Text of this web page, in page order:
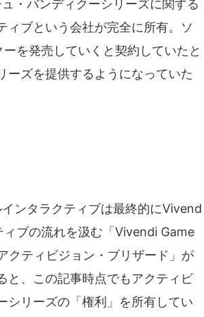
・バンディクーシリーズに関する
ィブという会社が完全に所有。ソ
を発売していくと契約していたと
ーズを提供するようになっていた
ンタラクティブは最終的にVivend
ブの流れを汲む「Vivendi Game
クティビジョン・ブリザード」が
と、この記事時点でもアクティビ
シリーズの「権利」を所有してい